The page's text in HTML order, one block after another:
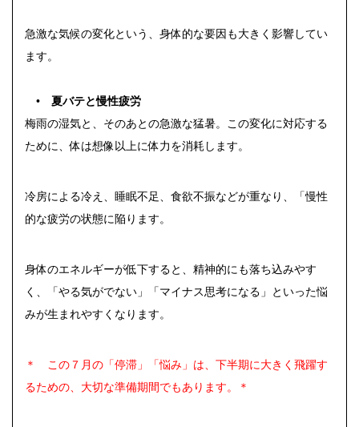
急激な気候の変化という、身体的な要因も大きく影響してい
ます。
• 夏バテと慢性疲労
梅雨の湿気と、そのあとの急激な猛暑。この変化に対応する
ために、体は想像以上に体力を消耗します。
冷房による冷え、睡眠不足、食欲不振などが重なり、「慢性
的な疲労の状態に陥ります。
身体のエネルギーが低下すると、精神的にも落ち込みやす
く、「やる気がでない」「マイナス思考になる」といった悩
みが生まれやすくなります。
＊ この７月の「停滞」「悩み」は、下半期に大きく飛躍す
るための、大切な準備期間でもあります。＊